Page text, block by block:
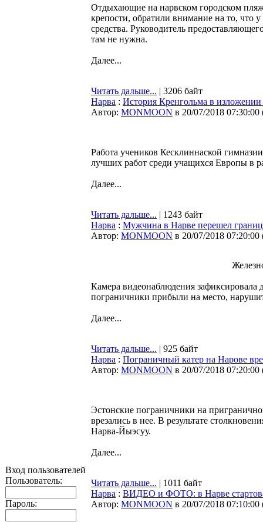
Вход пользователей
Пользователь:
Пароль:
Отдыхающие на нарвском городском
крепости, обратили внимание на то, что
средства. Руководитель
там не нужна.
Далее...
Читать дальше... | 3206 байт
Нарва : История Кренгольма в
Автор: MONMOON в 20/07/2018 07:30:00
Работа учеников Кесклиннаской
лучших работ среди учащихся Европы в
Далее...
Читать дальше... | 1243 байт
Нарва : Мужчина в Нарве перешел
Автор: MONMOON в 20/07/2018 07:20:00
Камера видеонаблюдения
пограничники прибыли на место,
Далее...
Читать дальше... | 925 байт
Нарва : Пограничный катер на Нарове
Автор: MONMOON в 20/07/2018 07:20:00
Эстонские пограничники на
врезались в нее. В результате
Нарва-Йыэсуу.
Далее...
Читать дальше... | 1011 байт
Нарва : ВИДЕО и ФОТО: в Нарве
Автор: MONMOON в 20/07/2018 07:10:00